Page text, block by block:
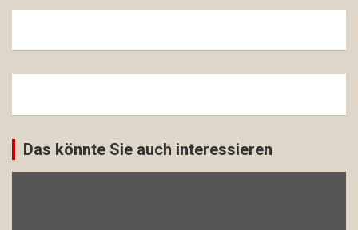
Das könnte Sie auch interessieren